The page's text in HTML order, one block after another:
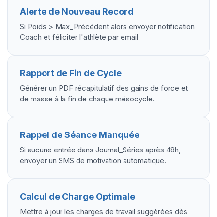
Alerte de Nouveau Record
Si Poids > Max_Précédent alors envoyer notification
Coach et féliciter l'athlète par email.
Rapport de Fin de Cycle
Générer un PDF récapitulatif des gains de force et
de masse à la fin de chaque mésocycle.
Rappel de Séance Manquée
Si aucune entrée dans Journal_Séries après 48h,
envoyer un SMS de motivation automatique.
Calcul de Charge Optimale
Mettre à jour les charges de travail suggérées dès